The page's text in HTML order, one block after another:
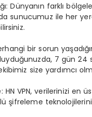
Dünyanın farklı
sunucumuz ile her
bir sorun
7 gün 24
size yardımcı
HN VPN, verilerinizi en
şifreleme teknolojilerini